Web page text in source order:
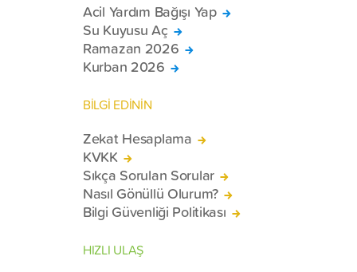
Acil Yardım Bağışı Yap
Su Kuyusu Aç
Ramazan 2026
Kurban 2026
BİLGİ EDİNİN
Zekat Hesaplama
KVKK
Sıkça Sorulan Sorular
Nasıl Gönüllü Olurum?
Bilgi Güvenliği Politikası
HIZLI ULAŞ